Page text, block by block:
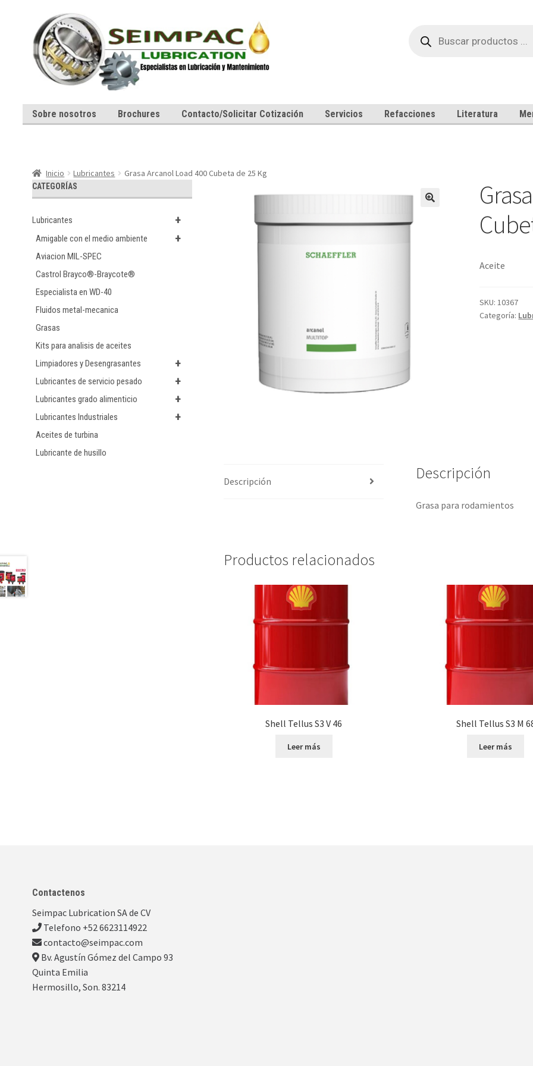
a
la
navegación
al
contenido
productos
Sobre nosotros Brochures Contacto/Solicitar Cotización Servicios Refacciones Literatura
Inicio Lubricantes Grasa Arcanol Load 400 Cubeta de 25 Kg
Aceite
SKU:10367
Categoría:
Descripción Descripción
Grasa para rodamientos
Productos relacionados
Shell Tellus S3 V 46
Leer más
Shell Tellus S3 M
Leer más
CATEGORÍAS
+
Lubricantes
+
Amigable con el medio ambiente
Aviacion MIL-SPEC
Castrol Brayco®-Braycote®
Especialista en WD-40
Fluidos metal-mecanica
Grasas
Kits para analisis de aceites
+
Limpiadores y Desengrasantes
+
Lubricantes de servicio pesado
+
Lubricantes grado alimenticio
+
Lubricantes Industriales
Aceites de turbina
Lubricante de husillo
Contactenos
Seimpac Lubrication SA de CV
Telefono +52 6623114922
contacto@seimpac.com
Bv. Agustín Gómez del Campo 93
Quinta Emilia
Hermosillo, Son. 83214